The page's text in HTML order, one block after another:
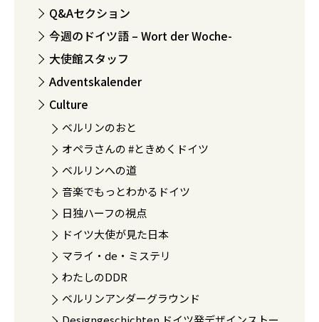
Q&Aセクション
今週のドイツ語 – Wort der Woche-
大使館スタッフ
Adventskalender
Culture
ベルリンのおと
オペラさんの #ときめくドイツ
ベルリンへの道
音楽でもっとわかるドイツ
日独ハーフの視点
ドイツ大使が見た日本
マライ・de・ミステリ
わたしのDDR
ベルリンアンダーグラウンド